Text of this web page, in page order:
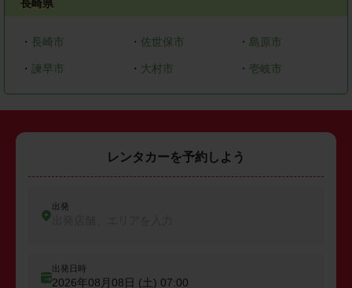
長崎県
・ 長崎市 ・ 佐世保市 ・ 島原市
・ 諫早市 ・ 大村市 ・ 壱岐市
レンタカーを予約しよう
出発
出発日時
2026年08月08日 (土) 07:00